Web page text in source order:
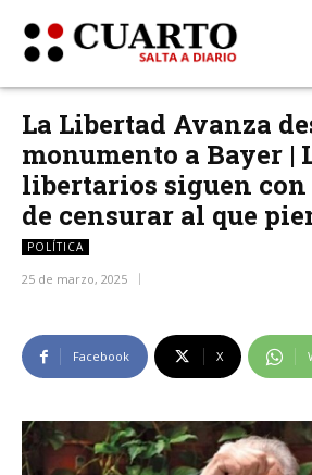
La Libertad Avanza
monumento a Bayer |
libertarios siguen
de censurar al que
POLÍTICA
25 de marzo, 2025
Facebook X